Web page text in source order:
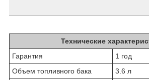
Технические
Гарантия
1 год
Объем топливного бака
3.6 л